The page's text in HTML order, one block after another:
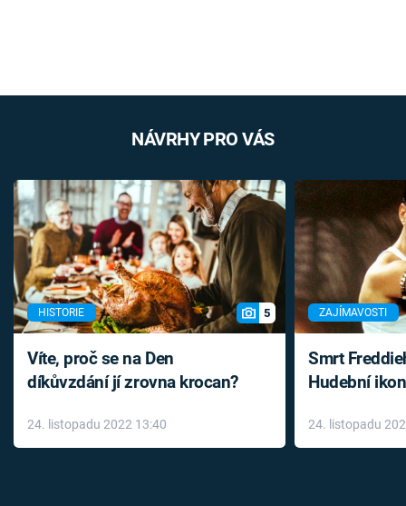
NÁVRHY PRO VÁS
HISTORIE 5
Víte, proč se na Den
díkůvzdání jí zrovna krocan?
24. listopadu 2022 13:40
ZAJÍMAVOSTI
Smrt
Hudební
léky
24. listopadu